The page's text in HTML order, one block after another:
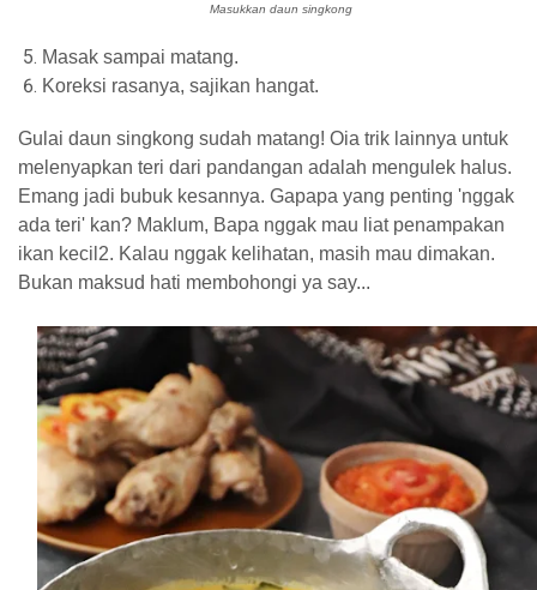
Masukkan daun singkong
Masak sampai matang.
Koreksi rasanya, sajikan hangat.
Gulai daun singkong sudah matang! Oia trik lainnya untuk
melenyapkan teri dari pandangan adalah mengulek halus.
Emang jadi bubuk kesannya. Gapapa yang penting 'nggak
ada teri' kan? Maklum, Bapa nggak mau liat penampakan
ikan kecil2. Kalau nggak kelihatan, masih mau dimakan.
Bukan maksud hati membohongi ya say...